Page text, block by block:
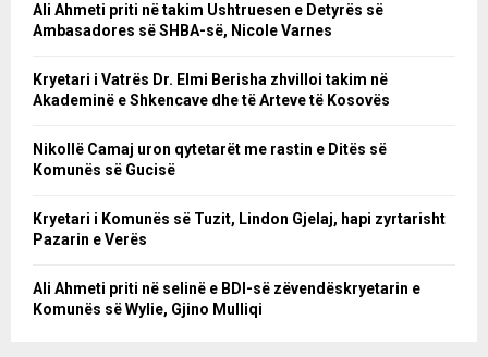
Ali Ahmeti priti në takim Ushtruesen e Detyrës së
Ambasadores së SHBA-së, Nicole Varnes
Kryetari i Vatrës Dr. Elmi Berisha zhvilloi takim në
Akademinë e Shkencave dhe të Arteve të Kosovës
Nikollë Camaj uron qytetarët me rastin e Ditës së
Komunës së Gucisë
Kryetari i Komunës së Tuzit, Lindon Gjelaj, hapi zyrtarisht
Pazarin e Verës
Ali Ahmeti priti në selinë e BDI-së zëvendëskryetarin e
Komunës së Wylie, Gjino Mulliqi